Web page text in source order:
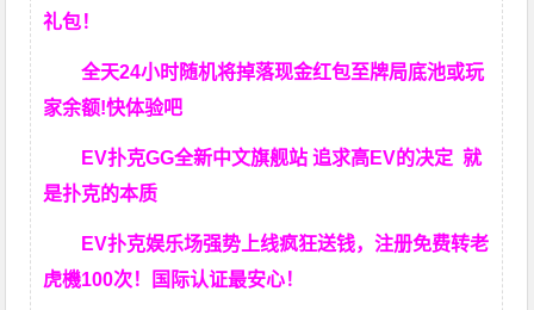
礼包！
全天24小时随机将掉落现金红包至牌局底池或玩
家余额!快体验吧
EV扑克GG全新中文旗舰站 追求高EV的决定就
是扑克的本质
EV扑克娱乐场强势上线疯狂送钱，注册免费转老
虎機100次！国际认证最安心！